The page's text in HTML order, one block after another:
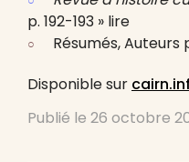
p. 192-193 » lire
Résumés, Auteurs
Disponible sur
Publié le 26 octobre